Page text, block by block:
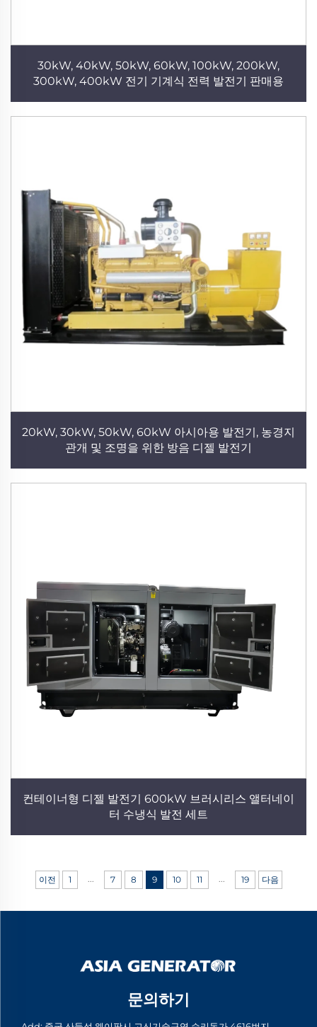
30kW, 40kW, 50kW, 60kW, 100kW, 200kW,
300kW, 400kW 전기 기계식 전력 발전기 판매용
20kW, 30kW, 50kW, 60kW 아시아용 발전기, 농경지
관개 및 조명을 위한 방음 디젤 발전기
컨테이너형 디젤 발전기 600kW 브러시리스 앨터네이
터 수냉식 발전 세트
이전 1 7 8 9 10 11 19 다음
문의하기